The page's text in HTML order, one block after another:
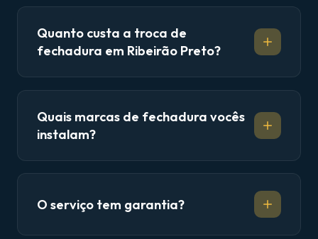
Quanto custa a troca de
fechadura em Ribeirão Preto?
Quais marcas de fechadura vocês
instalam?
O serviço tem garantia?